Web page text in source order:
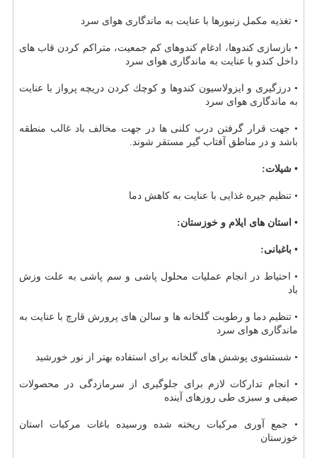
• تغذیه مكمل زنبورها با عنایت به ماندگاری هوای سرد
• بازسازی كندوها، ادغام كندوهای كم جمعیت، متراكم كردن قاب های
داخل كندو با عنایت به ماندگاری هوای سرد
• درزگیری و ایزولاسیون كندوها و كوچك كردن دریچه پرواز با عنایت
به ماندگاری هوای سرد
• جهت قرار گرفتن درب كلنی ها در جهت مخالف باد غالب منطقه
باشد و در مناطق آفتاب گیر مستقر شوند.
• شیلات:
• تنظیم جیره غذایی با عنایت به كاهش دما
• استان های ایلام و خوزستان:
• باغبانی:
• احتیاط در انجام عملیات محلول پاشی و سم پاشی به علت وزش
باد
• تنظیم دما و رطوبت گلخانه ها و سالن های پرورش قارچ با عنایت به
ماندگاری هوای سرد
• شستشوی پوشش های گلخانه برای استفاده بهتر از نور خورشید
• انجام تداركات لازم برای جلوگیری از سرمازدگی در محصولات
صیفی و سبزی طی روزهای آینده
• جمع آوری مركبات ریخته شده ورسیده باغات مركبات استان
خوزستان